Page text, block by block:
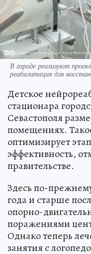
В городе реализуют
реабилитация для
Детское
стационара
Севастополя
помещениях.
оптимизирует
эффективность,
правительстве.
Здесь по-
года и старше
опорно-
поражениями
Однако теперь
занятия с